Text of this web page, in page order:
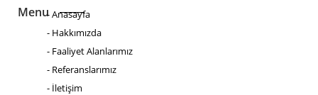
Menu- Anasayfa
- Hakkımızda
- Faaliyet Alanlarımız
- Referanslarımız
- İletişim